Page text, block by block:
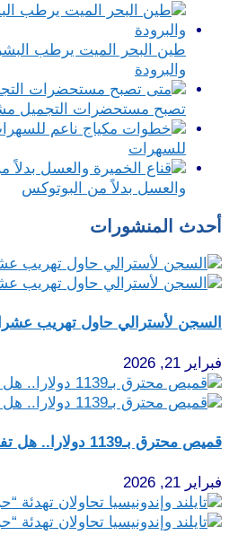
طين البحر الميت يرطب
والبرودة
تصبح مستحضرات التجميل
للسهرات
والعسل بدلاً من البوتوكس
أحدث المنشورات
السجن لأسترالي حاول تهريب
فبراير 21, 2026
قميص محترق بـ1139 دولارا.. هل تفقد الموضة عقلها؟
فبراير 21, 2026